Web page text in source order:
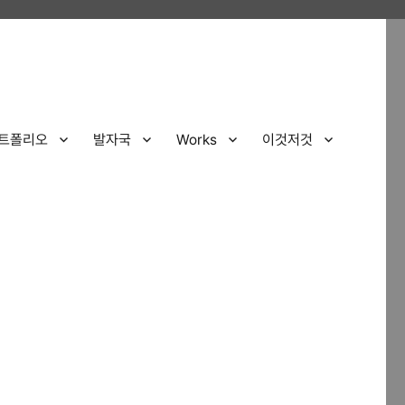
폴리오 발자국 Works 이것저것